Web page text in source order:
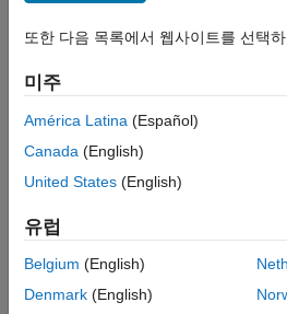
또한 다음 목록에서 웹사이트를 선택
미주
América Latina (Español)
Canada (English)
United States (English)
유럽
Belgium (English)
Denmark (English)
신뢰 센터 등록 상표 개인정보